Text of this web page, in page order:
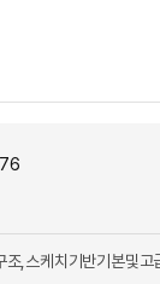
,스케치기반기본및고